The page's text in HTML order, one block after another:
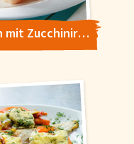
Rotbarsch mit Zucchiniragout